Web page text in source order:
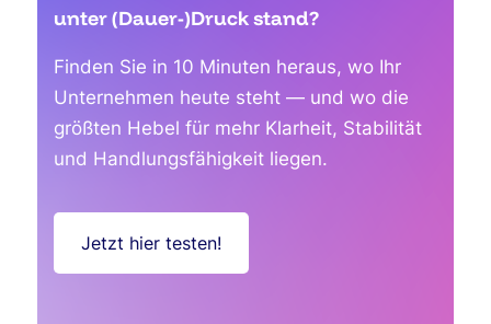
unter (Dauer-)Druck stand?
Finden Sie in 10 Minuten heraus, wo Ihr
Unternehmen heute steht — und wo die
größten Hebel für mehr Klarheit, Stabilität
und Handlungsfähigkeit liegen.
Jetzt hier testen!